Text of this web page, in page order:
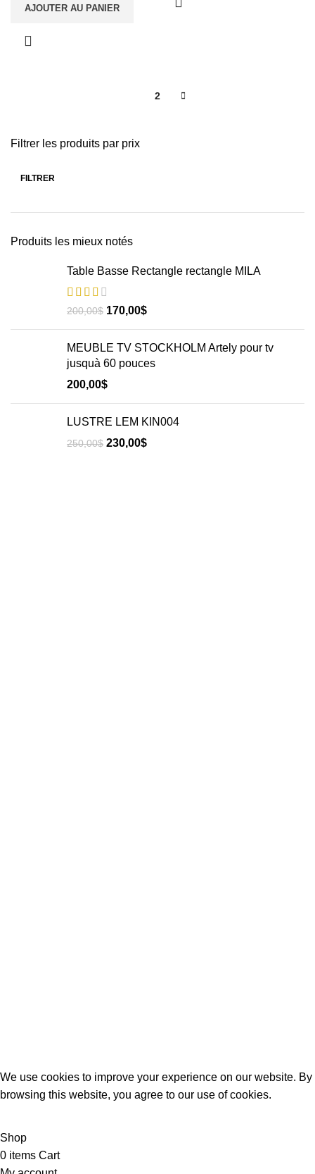
Filtrer les produits par prix
FILTRER
Produits les mieux notés
Table Basse Rectangle rectangle MILA
200,00$ 170,00$
MEUBLE TV STOCKHOLM Artely pour tv
jusquà 60 pouces
200,00$
LUSTRE LEM KIN004
250,00$ 230,00$
AJOUTER AU PANIER
2
We use cookies to improve your experience on our website. By
browsing this website, you agree to our use of cookies.
Shop
0 items Cart